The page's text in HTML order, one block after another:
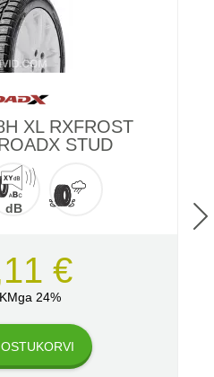
XL RXFROST
STUD
dB
€
24%